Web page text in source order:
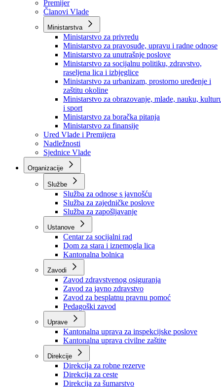
Vlada
Vlada BPK Goražde
Premijer
Članovi Vlade
Ministarstva
Ministarstvo za privredu
Ministarstvo za pravosuđe, upravu i radne odnose
Ministarstvo za unutrašnje poslove
Ministarstvo za socijalnu politiku, zdravstvo,
raseljena lica i izbjeglice
Ministarstvo za urbanizam, prostorno uređenje i
zaštitu okoline
Ministarstvo za obrazovanje, mlade, nauku,
i sport
Ministarstvo za boračka pitanja
Ministarstvo za finansije
Ured Vlade i Premijera
Nadležnosti
Sjednice Vlade
Organizacije
Službe
Služba za odnose s javnošću
Služba za zajedničke poslove
Služba za zapošljavanje
Ustanove
Centar za socijalni rad
Dom za stara i iznemogla lica
Kantonalna bolnica
Zavodi
Zavod zdravstvenog osiguranja
Zavod za javno zdravstvo
Zavod za besplatnu pravnu pomoć
Pedagoški zavod
Kantonalna uprava za inspekcijske poslove
Kantonalna uprava civilne zaštite
Direkcije